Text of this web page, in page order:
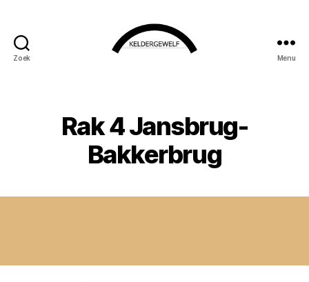
Zoek Menu
Rak 4 Jansbrug-
Bakkerbrug